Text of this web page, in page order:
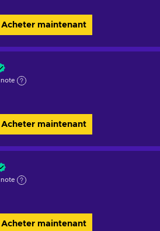
Acheter maintenant
note
Acheter maintenant
note
Acheter maintenant